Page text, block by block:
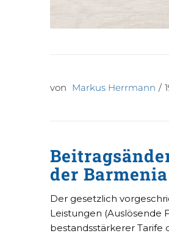
von Markus Herrmann /
der
Der gesetzlich
Leistungen (Auslösende
bestandsstärkerer Tarife